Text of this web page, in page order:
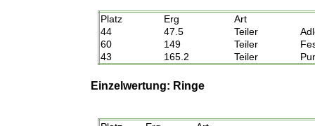
Platz Erg
Art
44
47.5 Teiler
60
149 Teiler
43
165.2 Teiler
Einzelwertung: Ringe